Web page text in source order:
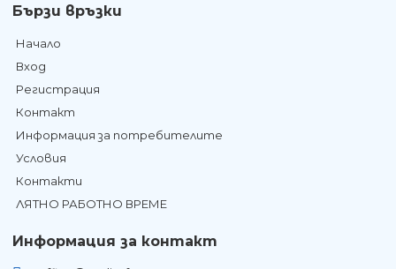
Бързи връзки
Начало
Вход
Регистрация
Контакт
Информация за потребителите
Условия
Контакти
ЛЯТНО РАБОТНО ВРЕМЕ
Информация за контакт